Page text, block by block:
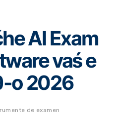
AI ​​Exam
vaś e
o 2026
de examen